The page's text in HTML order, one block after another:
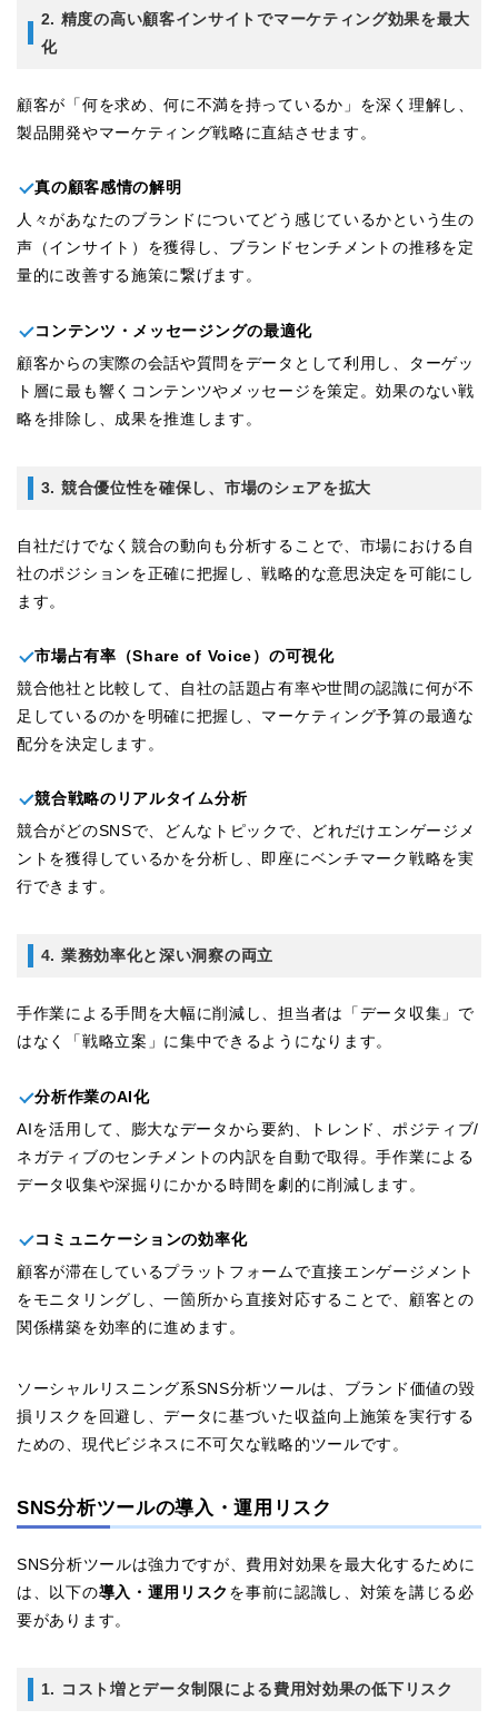
2. 精度の高い顧客インサイトでマーケティング効果を最大
化
顧客が「何を求め、何に不満を持っているか」を深く理解し、
製品開発やマーケティング戦略に直結させます。
真の顧客感情の解明
人々があなたのブランドについてどう感じているかという生の
声（インサイト）を獲得し、ブランドセンチメントの推移を定
量的に改善する施策に繋げます。
コンテンツ・メッセージングの最適化
顧客からの実際の会話や質問をデータとして利用し、ターゲッ
ト層に最も響くコンテンツやメッセージを策定。効果のない戦
略を排除し、成果を推進します。
3. 競合優位性を確保し、市場のシェアを拡大
自社だけでなく競合の動向も分析することで、市場における自
社のポジションを正確に把握し、戦略的な意思決定を可能にし
ます。
市場占有率（Share of Voice）の可視化
競合他社と比較して、自社の話題占有率や世間の認識に何が不
足しているのかを明確に把握し、マーケティング予算の最適な
配分を決定します。
競合戦略のリアルタイム分析
競合がどのSNSで、どんなトピックで、どれだけエンゲージメ
ントを獲得しているかを分析し、即座にベンチマーク戦略を実
行できます。
4. 業務効率化と深い洞察の両立
手作業による手間を大幅に削減し、担当者は「データ収集」で
はなく「戦略立案」に集中できるようになります。
分析作業のAI化
AIを活用して、膨大なデータから要約、トレンド、ポジティブ/
ネガティブのセンチメントの内訳を自動で取得。手作業による
データ収集や深掘りにかかる時間を劇的に削減します。
コミュニケーションの効率化
顧客が滞在しているプラットフォームで直接エンゲージメント
をモニタリングし、一箇所から直接対応することで、顧客との
関係構築を効率的に進めます。
ソーシャルリスニング系SNS分析ツールは、ブランド価値の毀
損リスクを回避し、データに基づいた収益向上施策を実行する
ための、現代ビジネスに不可欠な戦略的ツールです。
SNS分析ツールの導入・運用リスク
SNS分析ツールは強力ですが、費用対効果を最大化するために
は、以下の導入・運用リスク を事前に認識し、対策を講じる必
要があります。
1. コスト増とデータ制限による費用対効果の低下リスク